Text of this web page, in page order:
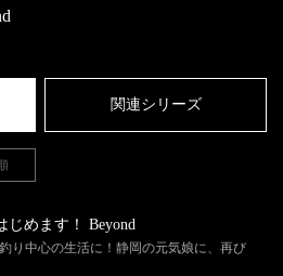
関連シリーズ
じめます！ Beyond
り中心の生活に！静岡の元気娘に、再び